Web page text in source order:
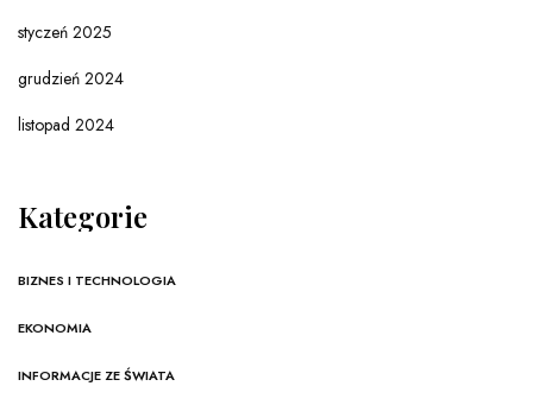
styczeń 2025
grudzień 2024
listopad 2024
Kategorie
BIZNES I TECHNOLOGIA
EKONOMIA
INFORMACJE ZE ŚWIATA